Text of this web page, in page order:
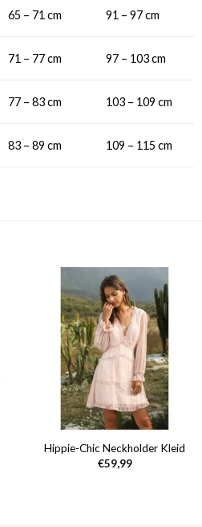
65 – 71 cm 91 – 97 cm
71 – 77 cm 97 – 103 cm
77 – 83 cm 103 – 109 cm
83 – 89 cm 109 – 115 cm
Hippie-Chic Neckholder Kleid
€59,99